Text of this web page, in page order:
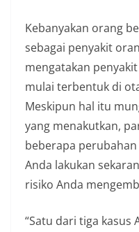
Kebanyakan orang
sebagai penyakit
mengatakan
mulai terbentuk di
Meskipun hal itu
yang menakutkan,
beberapa
Anda lakukan
risiko Anda
“Satu dari tiga